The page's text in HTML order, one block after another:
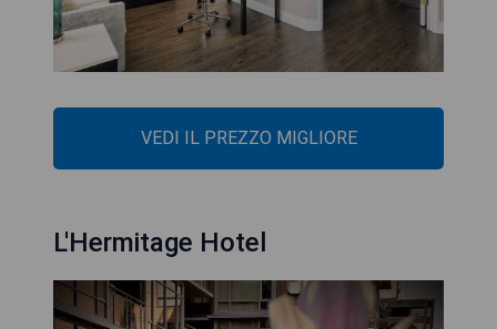
VEDI IL PREZZO MIGLIORE
L'Hermitage Hotel